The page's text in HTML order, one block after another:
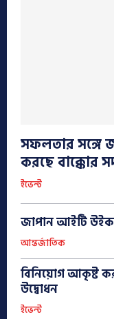
সফলতার সঙ্গে
করছে বাক্কোর
ইভেন্ট
জাপান আইটি উইক
আন্তর্জাতিক
বিনিয়োগ আকৃষ্ট
উদ্বোধন
ইভেন্ট